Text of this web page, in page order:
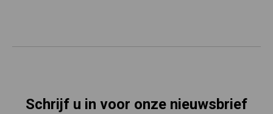
Schrijf u in voor onze nieuwsbrief